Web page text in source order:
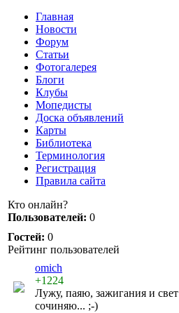
Главная
Новости
Форум
Статьи
Фотогалерея
Блоги
Клубы
Мопедисты
Доска объявлений
Карты
Библиотека
Терминология
Регистрация
Правила сайта
Кто онлайн?
Пользователей: 0
Гостей: 0
Рейтинг пользователей
omich
+1224
Лужу, паяю, зажигания и свет
сочиняю... ;-)